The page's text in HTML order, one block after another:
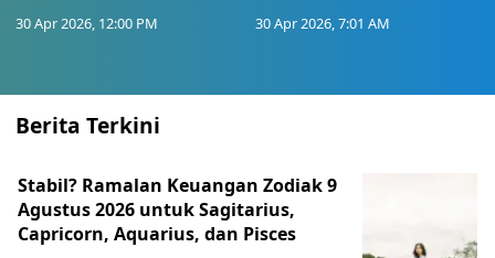
30 Apr 2026, 12:00 PM 30 Apr 2026, 7:01 AM
Berita Terkini
Stabil? Ramalan Keuangan Zodiak 9
Agustus 2026 untuk Sagitarius,
Capricorn, Aquarius, dan Pisces